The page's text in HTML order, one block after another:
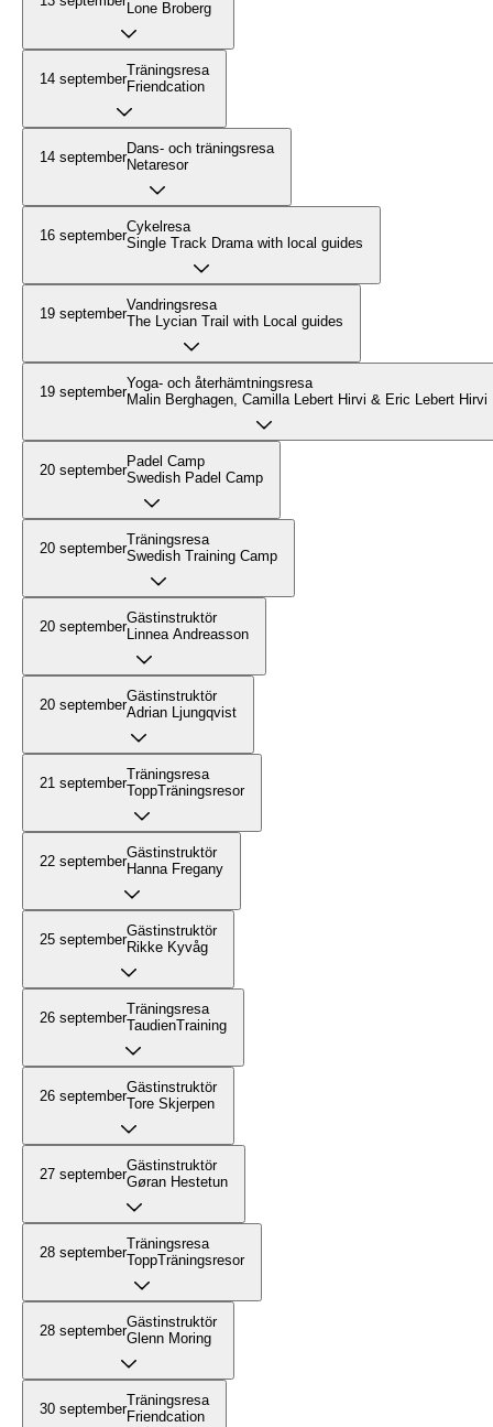
Lone Broberg
14 septemberTräningsresa
Friendcation
14 septemberDans- och träningsresa
Netaresor
16 septemberCykelresa
Single Track Drama with local guides
19 septemberVandringsresa
The Lycian Trail with Local guides
19 septemberYoga- och återhämtningsresa
Malin Berghagen, Camilla Lebert Hirvi & Eric Lebert Hirvi
20 septemberPadel Camp
Swedish Padel Camp
20 septemberTräningsresa
Swedish Training Camp
20 septemberGästinstruktör
Linnea Andreasson
20 septemberGästinstruktör
Adrian Ljungqvist
21 septemberTräningsresa
ToppTräningsresor
22 septemberGästinstruktör
Hanna Fregany
25 septemberGästinstruktör
Rikke Kyvåg
26 septemberTräningsresa
TaudienTraining
26 septemberGästinstruktör
Tore Skjerpen
27 septemberGästinstruktör
Gøran Hestetun
28 septemberTräningsresa
ToppTräningsresor
28 septemberGästinstruktör
Glenn Moring
30 septemberTräningsresa
Friendcation